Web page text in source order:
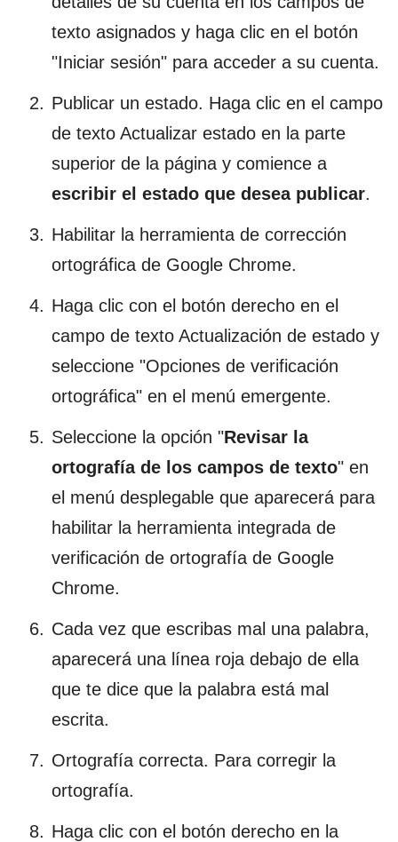
texto asignados y haga clic en el botón
"Iniciar sesión" para acceder a su cuenta.
Publicar un estado. Haga clic en el campo
de texto Actualizar estado en la parte
superior de la página y comience a
escribir el estado que desea publicar.
Habilitar la herramienta de corrección
ortográfica de Google Chrome.
Haga clic con el botón derecho en el
campo de texto Actualización de estado y
seleccione "Opciones de verificación
ortográfica" en el menú emergente.
Seleccione la opción "Revisar la
ortografía de los campos de texto" en
el menú desplegable que aparecerá para
habilitar la herramienta integrada de
verificación de ortografía de Google
Chrome.
Cada vez que escribas mal una palabra,
aparecerá una línea roja debajo de ella
que te dice que la palabra está mal
escrita.
Ortografía correcta. Para corregir la
ortografía.
Haga clic con el botón derecho en la